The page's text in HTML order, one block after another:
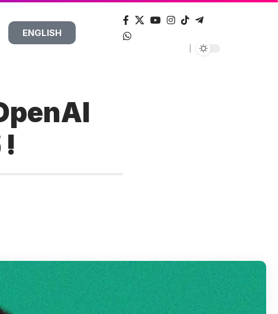
ENGLISH